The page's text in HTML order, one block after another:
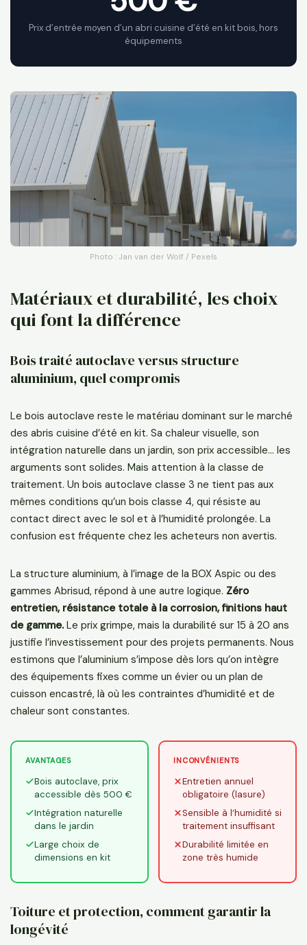
Prix d’entrée moyen d’un abri cuisine d’été en kit bois, hors
équipements
Photo : Jan van der Wolf / Pexels
Matériaux et durabilité, les choix
qui font la différence
Bois traité autoclave versus structure
aluminium, quel compromis
Le bois autoclave reste le matériau dominant sur le marché
des abris cuisine d’été en kit. Sa chaleur visuelle, son
intégration naturelle dans un jardin, son prix accessible… les
arguments sont solides. Mais attention à la classe de
traitement. Un bois autoclave classe 3 ne tient pas aux
mêmes conditions qu’un bois classe 4, qui résiste au
contact direct avec le sol et à l’humidité prolongée. La
confusion est fréquente chez les acheteurs non avertis.
La structure aluminium, à l’image de la BOX Aspic ou des
gammes Abrisud, répond à une autre logique. Zéro
entretien, résistance totale à la corrosion, finitions haut
de gamme. Le prix grimpe, mais la durabilité sur 15 à 20 ans
justifie l’investissement pour des projets permanents. Nous
estimons que l’aluminium s’impose dès lors qu’on intègre
des équipements fixes comme un évier ou un plan de
cuisson encastré, là où les contraintes d’humidité et de
chaleur sont constantes.
AVANTAGES
Bois autoclave, prix
accessible dès 500 €
Intégration naturelle
dans le jardin
Large choix de
dimensions en kit
INCONVÉNIENTS
Entretien annuel
obligatoire (lasure)
Sensible à l’humidité si
traitement insuffisant
Durabilité limitée en
zone très humide
Toiture et protection, comment garantir la
longévité